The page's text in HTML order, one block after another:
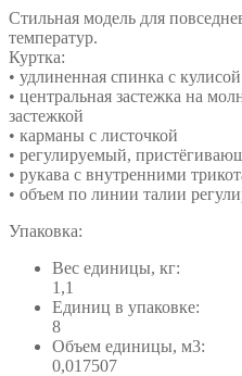
Стильная модель для
температур.
Куртка:
• удлиненная спинка с
• центральная застежка на
застежкой
• карманы с листочкой
• регулируемый,
• рукава с внутренними
• объем по линии талии
Упаковка:
Вес единицы, кг:
1,1
Единиц в упаковке:
8
Объем единицы, м3:
0,017507